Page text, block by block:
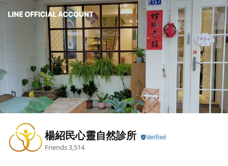
楊紹民心靈自然診所
Friends3,514